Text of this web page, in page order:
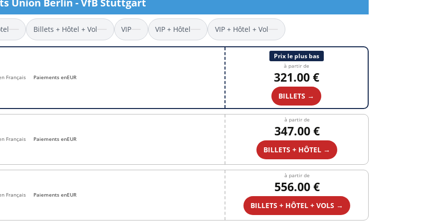
Billets Coupe d’Asie 2027
Billets Euro 2028
Billets Copa América
Billets + Hôtel + Vol VIP VIP + Hôtel VIP + Hôtel + Vol
Français Paiements enEUR
Prix le plus bas
à partir de
321.00 €
BILLETS →
Français Paiements enEUR
à partir de
347.00 €
BILLETS + HÔTEL →
Français Paiements enEUR
à partir de
556.00 €
BILLETS + HÔTEL + VOLS →